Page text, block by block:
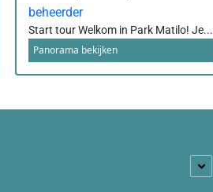
beheerder
Start tour Welkom in Park Matilo! Je...
Panorama bekijken